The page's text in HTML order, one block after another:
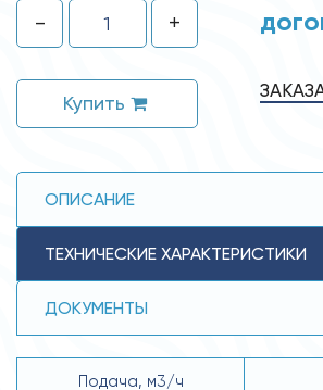
- +
Купить
ОПИСАНИЕ
ТЕХНИЧЕСКИЕ ХАРАКТЕРИСТИКИ
ДОКУМЕНТЫ
Подача, м3/ч